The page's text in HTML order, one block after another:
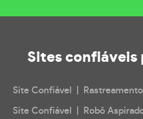
Sites confiáveis
Site Confiável |
Site Confiável | Robô